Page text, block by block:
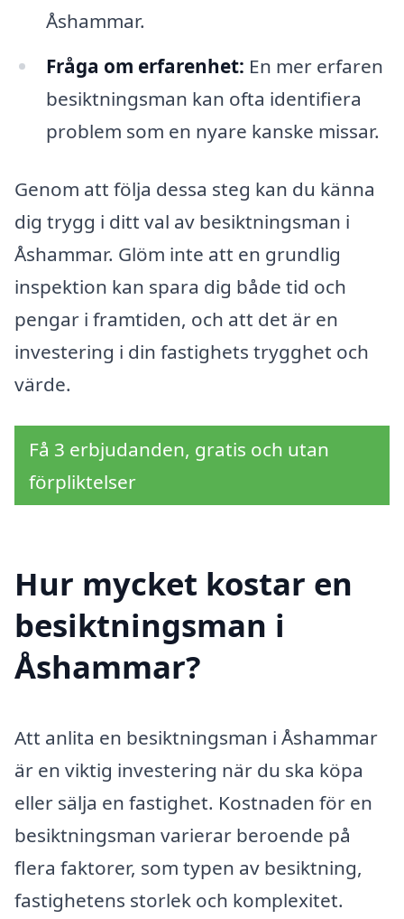
Åshammar.
Fråga om erfarenhet: En mer erfaren
besiktningsman kan ofta identifiera
problem som en nyare kanske missar.
Genom att följa dessa steg kan du känna
dig trygg i ditt val av besiktningsman i
Åshammar. Glöm inte att en grundlig
inspektion kan spara dig både tid och
pengar i framtiden, och att det är en
investering i din fastighets trygghet och
värde.
Få 3 erbjudanden, gratis och utan
förpliktelser
Hur mycket kostar en
besiktningsman i
Åshammar?
Att anlita en besiktningsman i Åshammar
är en viktig investering när du ska köpa
eller sälja en fastighet. Kostnaden för en
besiktningsman varierar beroende på
flera faktorer, som typen av besiktning,
fastighetens storlek och komplexitet.